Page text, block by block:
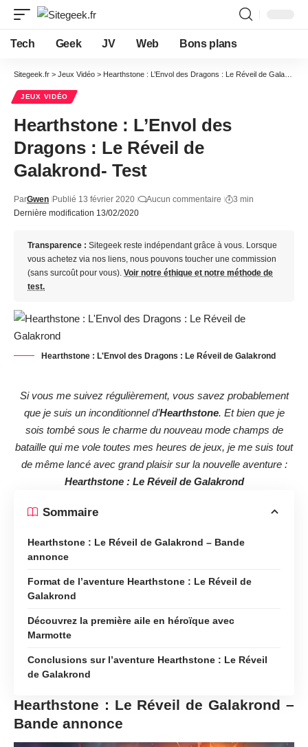
Tech Geek JV Web Bons plans
Sitegeek.fr > Jeux Vidéo > Hearthstone : L’Envol des Dragons : Le Réveil de Galakrond- Test
JEUX VIDÉO
Hearthstone : L’Envol des
Dragons : Le Réveil de
Galakrond- Test
Dernière modification 13/02/2020
ParGwen Publié 13 février 2020 Aucun commentaire 3 min
Transparence : Sitegeek reste indépendant grâce à vous. Lorsque
vous achetez via nos liens, nous pouvons toucher une commission
(sans surcoût pour vous). Voir notre éthique et notre méthode de
test.
Hearthstone : L'Envol des Dragons : Le Réveil de Galakrond
Si vous me suivez régulièrement, vous savez probablement
que je suis un inconditionnel d’Hearthstone. Et bien que je
sois tombé sous le charme du nouveau mode champs de
bataille qui me vole toutes mes heures de jeux, je me suis tout
de même lancé avec grand plaisir sur la nouvelle aventure :
Hearthstone : Le Réveil de Galakrond
Sommaire
Hearthstone : Le Réveil de Galakrond – Bande
annonce
Format de l’aventure Hearthstone : Le Réveil de
Galakrond
Découvrez la première aile en héroïque avec
Marmotte
Conclusions sur l’aventure Hearthstone : Le Réveil
de Galakrond
Hearthstone : Le Réveil de Galakrond –
Bande annonce